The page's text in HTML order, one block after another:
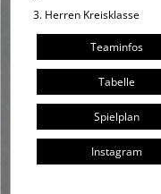
3. Herren Kreisklasse
Teaminfos
Tabelle
Spielplan
Instagram